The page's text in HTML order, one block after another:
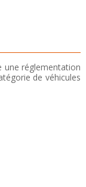
une réglementation
de véhicules